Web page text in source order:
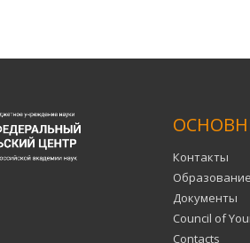
Контакты
Образование
Документы
Council of
Contacts